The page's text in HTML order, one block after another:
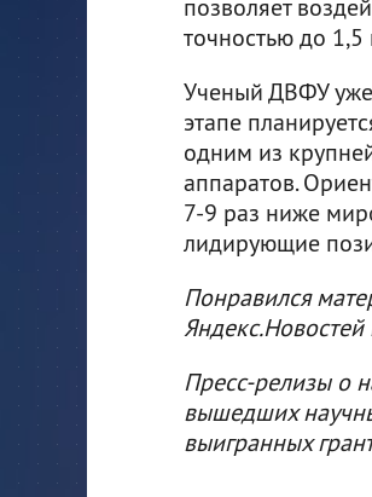
позволяет
точностью до
Ученый ДВФУ уже
этапе
одним из
аппаратов.
7-9 раз ниже
лидирующие
Понравился
Яндекс.Новостей
Пресс-релизы о
вышедших
выигранных